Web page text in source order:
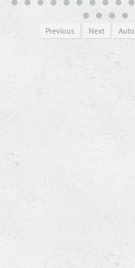
Previous Next